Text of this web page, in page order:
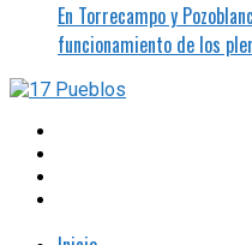
En Torrecampo y
funcionamiento de los